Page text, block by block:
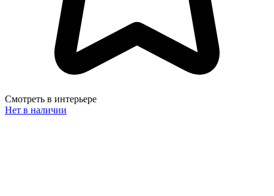
Смотреть в интерьере
Нет в наличии